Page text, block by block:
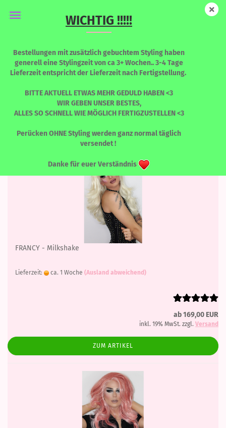
WICHTIG !!!!!
Bestellungen mit zusätzlich gebuchtem Styling haben
generell eine Stylingzeit von ca 3+ Wochen.. 3-4 Tage
Lieferzeit entspricht der Lieferzeit nach Fertigstellung.
BITTE AKTUELL ETWAS MEHR GEDULD HABEN <3
WIR GEBEN UNSER BESTES,
ALLES SO SCHNELL WIE MÖGLICH FERTIGZUSTELLEN <3
Perücken OHNE Styling werden ganz normal täglich
versendet !
Danke für euer Verständnis
FRANCY
Sortieren nach
Sortieren nach 8 pro Seite
pro Seite
FRANCY - Milkshake
Lieferzeit: ca. 1 Woche (Ausland abweichend)
ab 169,00 EUR
inkl. 19% MwSt. zzgl. Versand
ZUM ARTIKEL